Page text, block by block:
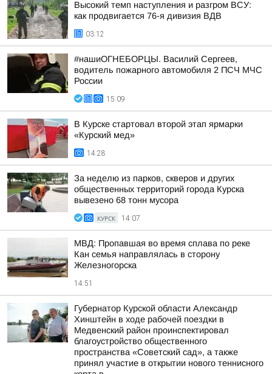
Высокий темп наступления и разгром ВСУ:
как продвигается 76-я дивизия ВДВ
03:12
#нашиОГНЕБОРЦЫ. Василий Сергеев,
водитель пожарного автомобиля 2 ПСЧ МЧС
России
15:09
В Курске стартовал второй этап ярмарки
«Курский мед»
14:28
За неделю из парков, скверов и других
общественных территорий города Курска
вывезено 68 тонн мусора
КУРСК 14:07
МВД: Пропавшая во время сплава по реке
Кан семья направлялась в сторону
Железногорска
14:51
Губернатор Курской области Александр
Хинштейн в ходе рабочей поездки в
Медвенский район проинспектировал
благоустройство общественного
пространства «Советский сад», а также
принял участие в открытии нового теннисного